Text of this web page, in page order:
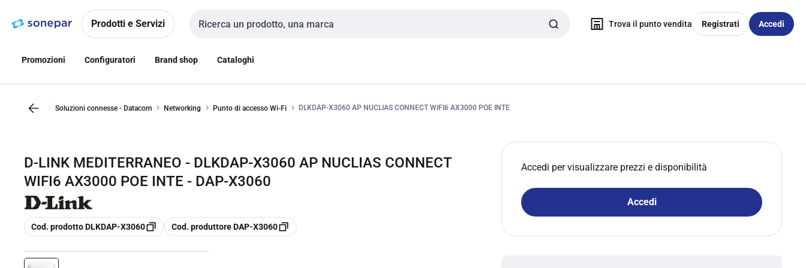
navigazionealla
Prodotti e Servizi
Cerca input
Trova il punto vendita Registrati Accedi
Promozioni Configuratori Brand shop Cataloghi
Soluzioni connesse - Datacom Networking Punto di accesso Wi-Fi DLKDAP-X3060 AP NUCLIAS CONNECT WIFI6 AX3000 POE INTE
D-LINK MEDITERRANEO - DLKDAP-X3060 AP NUCLIAS CONNECT
WIFI6 AX3000 POE INTE - DAP-X3060
copia
Cod. prodotto DLKDAP-X3060 copia
Cod. produttore DAP-X3060
Accedi per visualizzare prezzi e disponibilità
Accedi